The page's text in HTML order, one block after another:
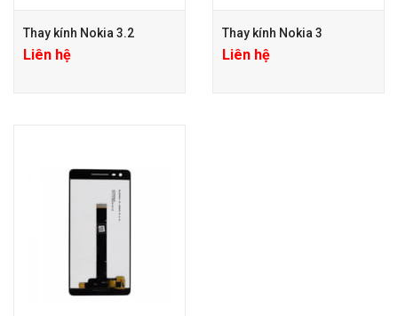
Thay kính Nokia 3.2
Liên hệ
Thay kính Nokia 3
Liên hệ